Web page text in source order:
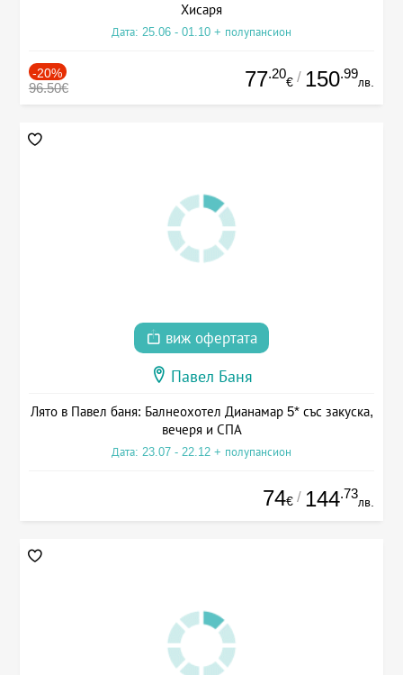
Хисаря
Дата: 25.06 - 01.10 + полупансион
-20%
96.50€ 77.20
€ / 150.99
лв.
виж офертата
Павел Баня
Лято в Павел баня: Балнеохотел Дианамар 5* със закуска,
вечеря и СПА
Дата: 23.07 - 22.12 + полупансион
74€ / 144.73
лв.